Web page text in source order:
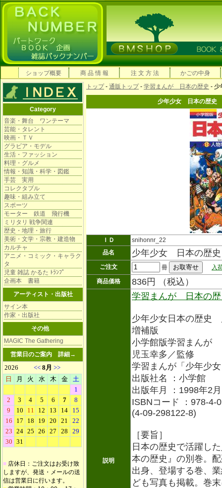
ショップ概要 商 品 情 報 注 文 方 法 かごの中身
Category
音楽・舞台 ワンテーマ
芸能・タレント
映画・ＴＶ
グラビア・モデル
生活・ファッション
料理・グルメ
情報・知識・科学・図鑑
手芸 実用
コレクタブル
趣味・組み立て
スポーツ
モーター 鉄道 飛行機
ミリタリ 戦争関連
歴史・地理・旅行
美術・文学・宗教・建造物
カルチャ
アニメ・コミック・キャラク
タ
児童 雑誌 かるた ﾄﾗﾝﾌﾟ
企画本 書籍
アーティスト・出版社
サイン本
作家・出版社
その他
MAGIC The Gathering
営業日のご案内 詳細→
■ 店休日：ご注文はお受け致
しますが、発送・メールの送
信は営業日に行います。
トップ- 通販トップ- 学習まんが 日本の歴史 -
少年少女 日本の歴
ＩＤ
snihonnr_22
品名
少年少女 日本の歴
ご注文 冊
入
商品価格
836円 （税込）
説明
学習まんが 日本の
少年少女日本の歴史
増補版
小学館版学習まんが
児玉幸多／監修
学習まんが「少年少
出版社名 ：小学館
出版年月 ：1998年2月
ISBNコード ：978-4-
(4-09-298122-8)
［要旨］
日本の歴史で活躍し
本の歴史』の別巻。
出身、登場する巻、
ども写真も掲載。巻